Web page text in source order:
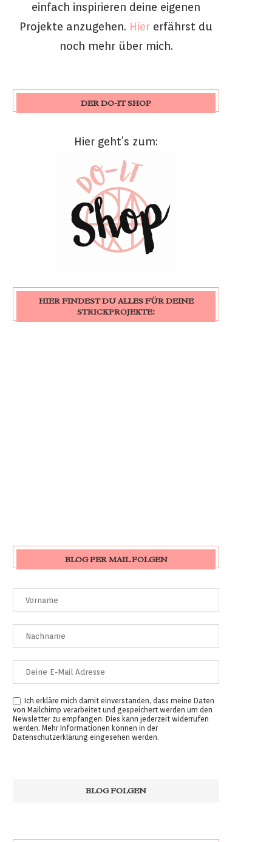
einfach inspirieren deine eigenen
Projekte anzugehen. Hier erfährst du
noch mehr über mich.
DER DO-IT SHOP
Hier geht’s zum:
HIER FINDEST DU ALLES FÜR DEINE
STRICKPROJEKTE:
BLOG PER MAIL FOLGEN
Ich erkläre mich damit einverstanden, dass meine Daten
von Mailchimp verarbeitet und gespeichert werden um den
Newsletter zu empfangen. Dies kann jederzeit widerrufen
werden. Mehr Informationen können in der
Datenschutzerklärung eingesehen werden.